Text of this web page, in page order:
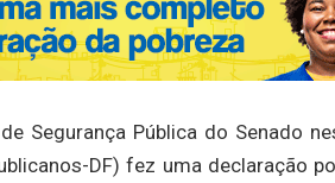
Segurança Pública do Senado
DF) fez uma declaração